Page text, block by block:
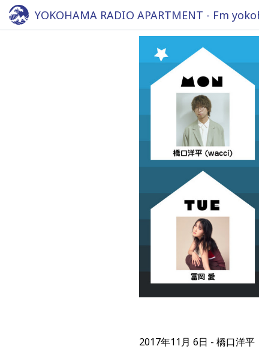
YOKOHAMA RADIO APARTMENT - Fm
2017年11月 6日 橋口洋平